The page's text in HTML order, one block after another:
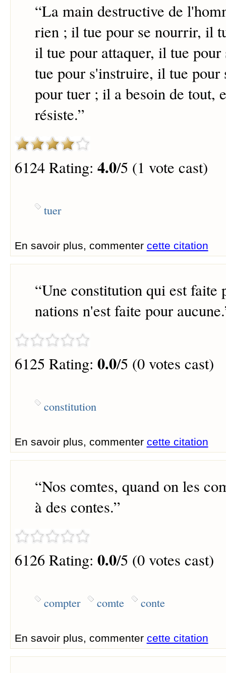
“La main destructive de
rien ; il tue pour se nourrir, il
il tue pour attaquer, il tue
tue pour s'instruire, il tue pour
pour tuer ; il a besoin de tout,
résiste.”
6124 Rating: 4.0/5 (1 vote cast)
tuer
En savoir plus, commenter cette citation
“Une constitution qui est faite
nations n'est faite pour aucune.
6125 Rating: 0.0/5 (0 votes cast)
constitution
En savoir plus, commenter cette citation
“Nos comtes, quand on les
à des contes.”
6126 Rating: 0.0/5 (0 votes cast)
compter comte conte
En savoir plus, commenter cette citation